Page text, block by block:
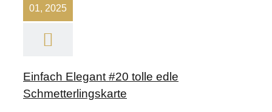
01, 2025
Einfach Elegant #20 tolle edle
Schmetterlingskarte